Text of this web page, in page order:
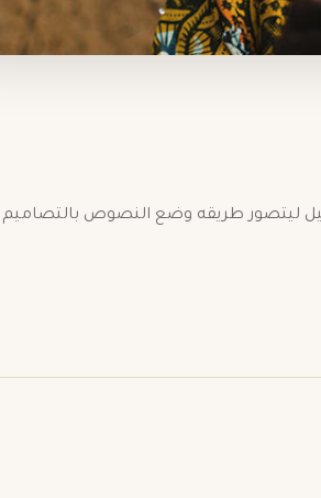
ليتصور طريقه وضع النصوص بالتصاميم